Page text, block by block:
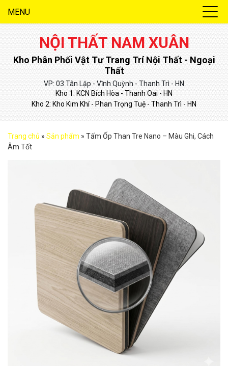
MENU
NỘI THẤT NAM XUÂN
Kho Phân Phối Vật Tư Trang Trí Nội Thất - Ngoại
Thất
VP: 03 Tân Lập - Vĩnh Quỳnh - Thanh Trì - HN
Kho 1: KCN Bích Hòa - Thanh Oai - HN
Kho 2: Kho Kim Khí - Phan Trọng Tuệ - Thanh Trì - HN
Trang chủ » Sản phẩm » Tấm Ốp Than Tre Nano – Màu Ghi, Cách
Âm Tốt